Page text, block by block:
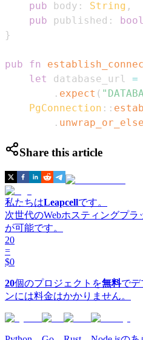
pub body : String ,
pub published : bool
}
pub fn
let
database_url =
. expect (
PgConnection ::
. unwrap_or_else
Share this article
私たちはLeapcellです。
次世代のWebホスティングプ
が可能です。
20
=
$0
20個のプロジェクトを無料でデ
ンには料金はかかりません。